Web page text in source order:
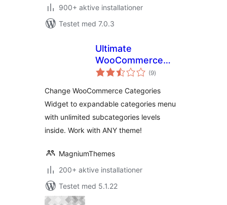
900+ aktive installationer
Testet med 7.0.3
Ultimate
WooCommerce
Expandable (9totale
bedømmelser
)
Change WooCommerce Categories
Widget to expandable categories menu
with unlimited subcategories levels
inside. Work with ANY theme!
MagniumThemes
200+ aktive installationer
Testet med 5.1.22